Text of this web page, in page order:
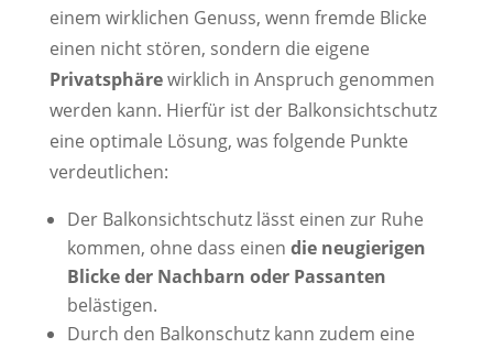
einem wirklichen Genuss, wenn fremde Blicke
einen nicht stören, sondern die eigene
Privatsphärewirklich in Anspruch genommen
werden kann. Hierfür ist der Balkonsichtschutz
eine optimale Lösung, was folgende Punkte
verdeutlichen:
Der Balkonsichtschutz lässt einen zur Ruhe
kommen, ohne dass einen die neugierigen
Blicke der Nachbarn oder Passanten
belästigen.
Durch den Balkonschutz kann zudem eine